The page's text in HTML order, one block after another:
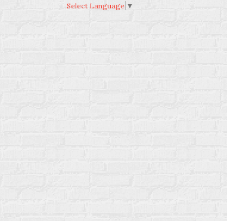
Select Language ▼